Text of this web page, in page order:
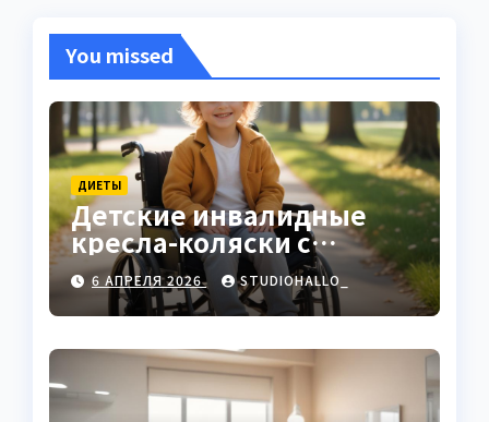
You missed
ДИЕТЫ
Детские инвалидные
кресла-коляски с
ручным приводом
6 АПРЕЛЯ 2026 STUDIOHALLO_